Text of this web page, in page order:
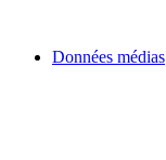
Données médias